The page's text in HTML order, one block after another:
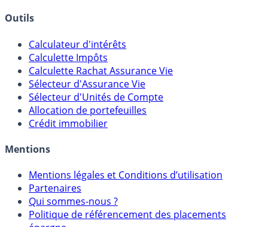
Outils
Calculateur d'intérêts
Calculette Impôts
Calculette Rachat Assurance Vie
Sélecteur d'Assurance Vie
Sélecteur d'Unités de Compte
Allocation de portefeuilles
Crédit immobilier
Mentions
Mentions légales et Conditions d’utilisation
Partenaires
Qui sommes-nous ?
Politique de référencement des placements